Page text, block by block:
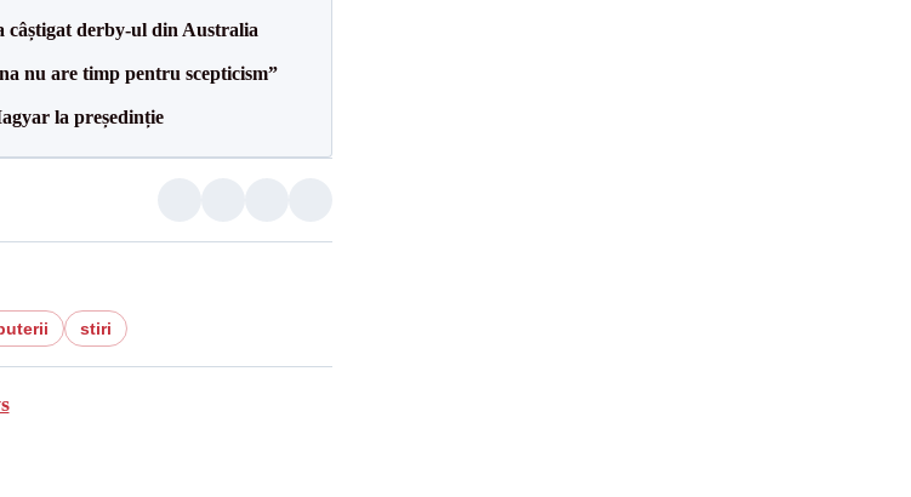
câștigat derby-ul din Australia
nu are timp pentru scepticism”
la președinție
stiri